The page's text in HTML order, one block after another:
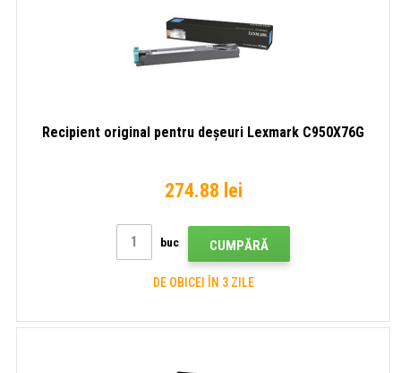
Recipient original pentru deșeuri Lexmark C950X76G
274.88 lei
buc CUMPĂRĂ
DE OBICEI ÎN 3 ZILE